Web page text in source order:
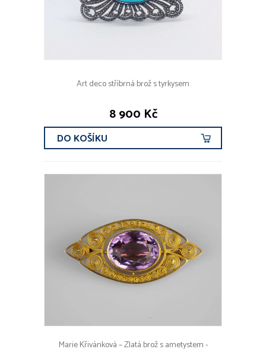
Art deco stříbrná brož s tyrkysem
8 900 Kč
DO KOŠÍKU
Marie Křivánková – Zlatá brož s ametystem -